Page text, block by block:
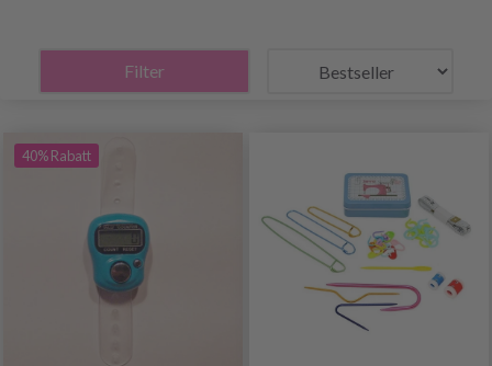
Filter
40% Rabatt